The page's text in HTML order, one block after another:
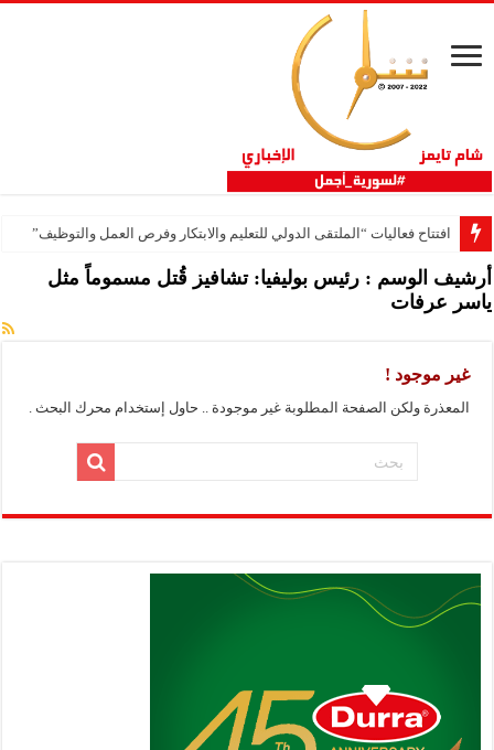
افتتاح فعاليات “الملتقى الدولي للتعليم والابتكار وفرص العمل والتوظيف”
أرشيف الوسم :رئيس بوليفيا: تشافيز قُتل مسموماً مثل
ياسر عرفات
غير موجود !
المعذرة ولكن الصفحة المطلوبة غير موجودة .. حاول إستخدام محرك البحث .